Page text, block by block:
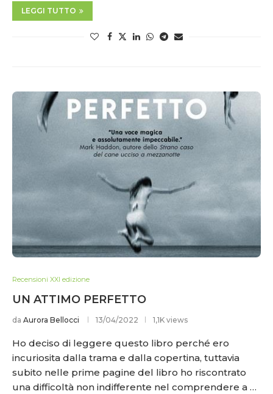
LEGGI TUTTO
Recensioni XXI edizione
UN ATTIMO PERFETTO
da Aurora Bellocci 13/04/2022 1,1K views
Ho deciso di leggere questo libro perché ero
incuriosita dalla trama e dalla copertina, tuttavia
subito nelle prime pagine del libro ho riscontrato
una difficoltà non indifferente nel comprendere a …